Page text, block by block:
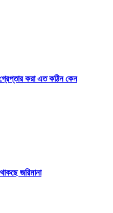
গ্রেপ্তার করা এত কঠিন কেন
জরিমানা